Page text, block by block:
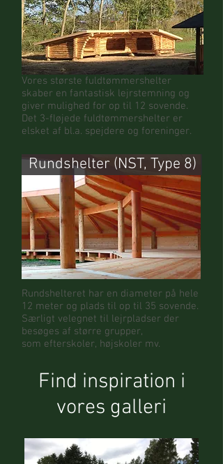
Vores største fuldtømmershelter
skaber en fantastisk lejrstemning og
giver mulighed for op til 12 sovende.
Det 3-fløjede fuldtømmershelter er
elsket af bl.a. spejdere og foreninger.
Rundshelter (NST, Type 8)
Rundshelteret har en diameter på hele
12 meter og plads til op til 35 sovende.
Særligt velegnet til lejrpladser der
besøges af større grupper,
som efterskoler, højskoler mv.
Find inspiration i
vores galleri